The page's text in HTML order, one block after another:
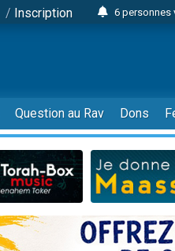
/ Inscription
6 personnes
4
Il reste
Eva vient de
4 personnes
3 personnes
Question au Rav Dons